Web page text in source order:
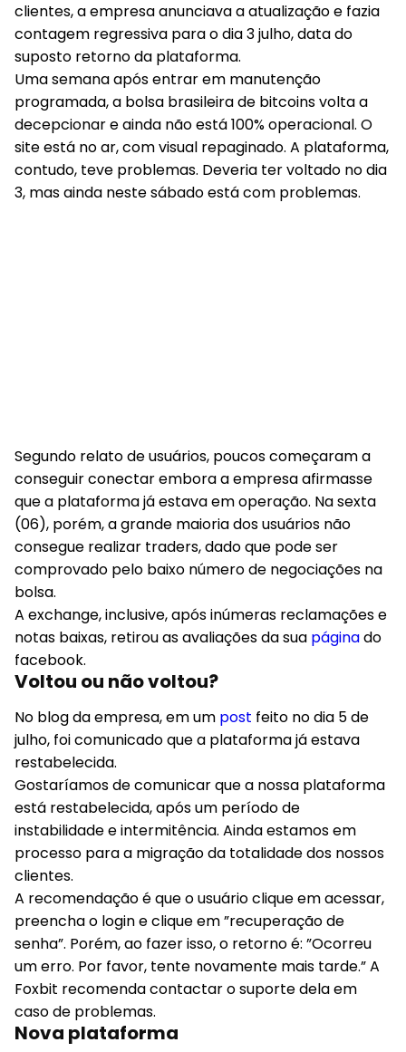
clientes, a empresa anunciava a atualização e fazia
contagem regressiva para o dia 3 julho, data do
suposto retorno da plataforma.
Uma semana após entrar em manutenção
programada, a bolsa brasileira de bitcoins volta a
decepcionar e ainda não está 100% operacional. O
site está no ar, com visual repaginado. A plataforma,
contudo, teve problemas. Deveria ter voltado no dia
3, mas ainda neste sábado está com problemas.
Segundo relato de usuários, poucos começaram a
conseguir conectar embora a empresa afirmasse
que a plataforma já estava em operação. Na sexta
(06), porém, a grande maioria dos usuários não
consegue realizar traders, dado que pode ser
comprovado pelo baixo número de negociações na
bolsa.
A exchange, inclusive, após inúmeras reclamações e
notas baixas, retirou as avaliações da sua páginado
facebook.
Voltou ou não voltou?
No blog da empresa, em um post feito no dia 5 de
julho, foi comunicado que a plataforma já estava
restabelecida.
Gostaríamos de comunicar que a nossa plataforma
está restabelecida, após um período de
instabilidade e intermitência. Ainda estamos em
processo para a migração da totalidade dos nossos
clientes.
A recomendação é que o usuário clique em acessar,
preencha o login e clique em ”recuperação de
senha”. Porém, ao fazer isso, o retorno é: ”Ocorreu
um erro. Por favor, tente novamente mais tarde.” A
Foxbit recomenda contactar o suporte dela em
caso de problemas.
Nova plataforma